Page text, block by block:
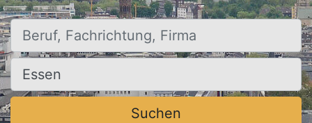
Beruf, Fachrichtung, Firma
Ort, Stadt
Suchen